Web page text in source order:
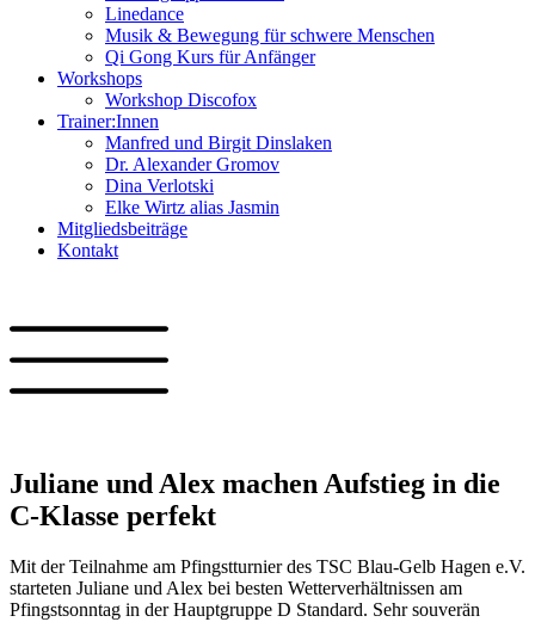
Linedance
Musik & Bewegung für schwere Menschen​
Qi Gong Kurs für Anfänger
Workshops
Workshop Discofox
Trainer:Innen
Manfred und Birgit Dinslaken
Dr. Alexander Gromov
Dina Verlotski
Elke Wirtz alias Jasmin
Mitgliedsbeiträge
Kontakt
Juliane und Alex machen Aufstieg in die
C-Klasse perfekt
Mit der Teilnahme am Pfingstturnier des TSC Blau-Gelb Hagen e.V.
starteten Juliane und Alex bei besten Wetterverhältnissen am
Pfingstsonntag in der Hauptgruppe D Standard. Sehr souverän